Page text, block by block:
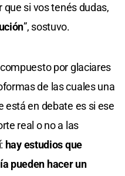
que si vos tenés dudas,
”, sostuvo.
por glaciares
de las cuales una
está en debate es si ese
real o no a las
hay estudios que
pueden hacer un